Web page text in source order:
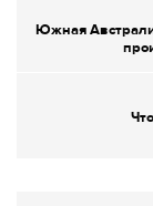
Южная